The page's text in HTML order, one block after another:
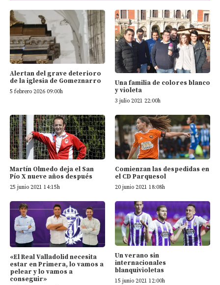
Alertan del grave deterioro
de la iglesia de Gomeznarro
5 febrero 2026 09:00h
Una familia de colores blanco
y violeta
3 julio 2021 22:00h
Martín Olmedo deja el San
Pío X nueve años después
25 junio 2021 14:15h
Comienzan las despedidas en
el CD Parquesol
20 junio 2021 18:08h
«El Real Valladolid necesita
estar en Primera, lo vamos a
pelear y lo vamos a
conseguir»
Un verano sin
internacionales
blanquivioletas
15 junio 2021 12:00h